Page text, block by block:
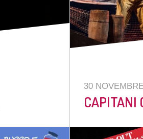
30
CAPITANI